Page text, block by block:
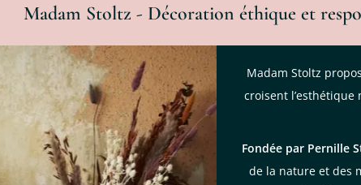
Madam Stoltz - Décoration éthique et
Madam Stoltz
croisent l’esthétique
Fondée par Pernille
de la nature et des